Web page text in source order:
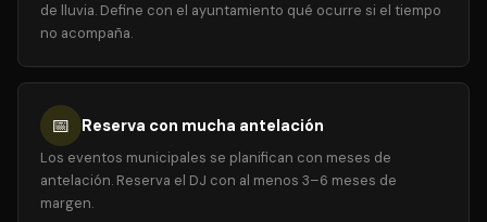
de lluvia. Define con el ayuntamiento qué ocurre si el tiempo
no acompaña.
📅 Reserva con mucha antelación
Los eventos municipales se planifican con meses de
antelación. Reserva el DJ con al menos 3–6 meses de
margen.